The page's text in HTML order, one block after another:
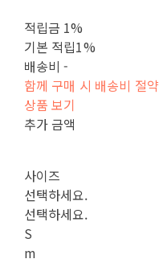
적립금 1%
기본 적립1%
배송비-
함께 구매 시 배송비 절약
상품 보기
추가 금액
사이즈
선택하세요.
선택하세요.
S
m